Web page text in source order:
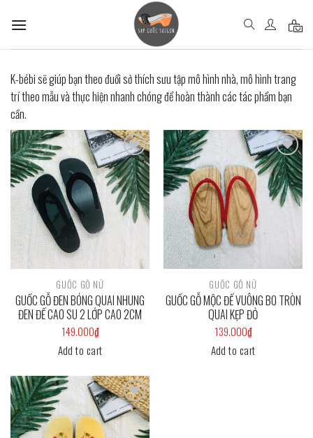
K-bébi sẽ giúp bạn theo đuổi sở thích sưu tập mô hình nhà, mô hình trang
trí theo mẫu và thực hiện nhanh chóng để hoàn thành các tác phẩm bạn
cần.
Add to
wishlist
GUỐC GỖ NỮ
GUỐC GỖ ĐEN BÓNG QUAI NHUNG
ĐEN ĐẾ CAO SU 2 LỚP CAO 2CM
149.000₫
Add to cart
Add to
wishlist
GUỐC GỖ NỮ
GUỐC GỖ MỘC ĐẾ VUÔNG BO TRÒN
QUAI KẸP ĐỎ
139.000₫
Add to cart
Add to
wishlist